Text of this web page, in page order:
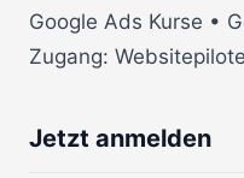
Google Ads Kurse •
Zugang:
Jetzt anmelden